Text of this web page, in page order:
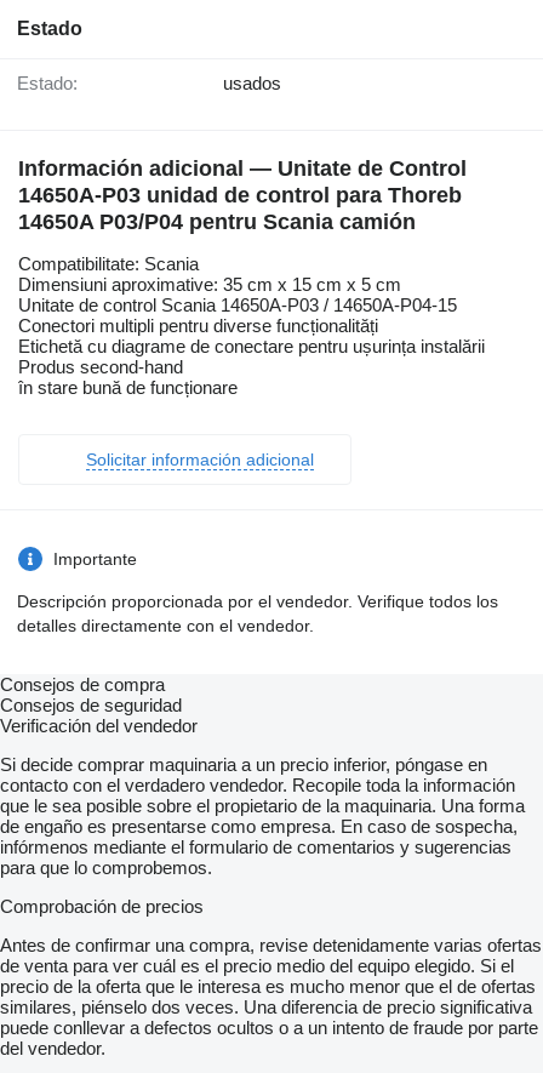
Estado
Estado: usados
Información adicional — Unitate de Control
14650A-P03 unidad de control para Thoreb
14650A P03/P04 pentru Scania camión
Compatibilitate: Scania
Dimensiuni aproximative: 35 cm x 15 cm x 5 cm
Unitate de control Scania 14650A-P03 / 14650A-P04-15
Conectori multipli pentru diverse funcționalități
Etichetă cu diagrame de conectare pentru ușurința instalării
Produs second-hand
în stare bună de funcționare
Solicitar información adicional
Importante
Descripción proporcionada por el vendedor. Verifique todos los
detalles directamente con el vendedor.
Consejos de compra
Consejos de seguridad
Verificación del vendedor
Si decide comprar maquinaria a un precio inferior, póngase en
contacto con el verdadero vendedor. Recopile toda la información
que le sea posible sobre el propietario de la maquinaria. Una forma
de engaño es presentarse como empresa. En caso de sospecha,
infórmenos mediante el formulario de comentarios y sugerencias
para que lo comprobemos.
Comprobación de precios
Antes de confirmar una compra, revise detenidamente varias ofertas
de venta para ver cuál es el precio medio del equipo elegido. Si el
precio de la oferta que le interesa es mucho menor que el de ofertas
similares, piénselo dos veces. Una diferencia de precio significativa
puede conllevar a defectos ocultos o a un intento de fraude por parte
del vendedor.